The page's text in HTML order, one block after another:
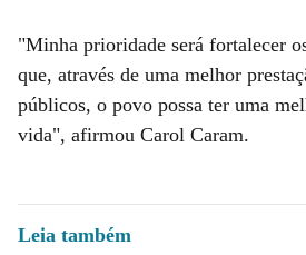
"Minha prioridade será fortalecer
que, através de uma melhor
públicos, o povo possa ter uma
vida", afirmou Carol Caram.
Leia também